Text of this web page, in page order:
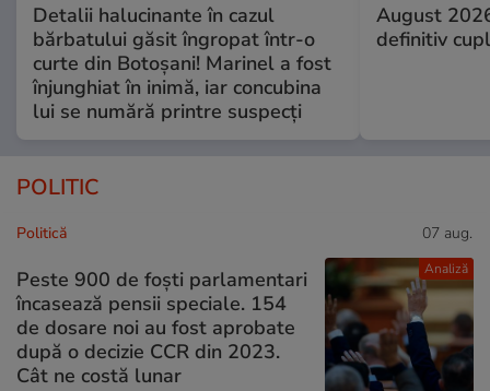
Detalii halucinante în cazul
bărbatului găsit îngropat într-o
curte din Botoșani! Marinel a fost
înjunghiat în inimă, iar concubina
lui se numără printre suspecți
August
definitiv
POLITIC
Analiză
Politică 07 aug.
Peste 900 de foști parlamentari
încasează pensii speciale. 154
de dosare noi au fost aprobate
după o decizie CCR din 2023.
Cât ne costă lunar